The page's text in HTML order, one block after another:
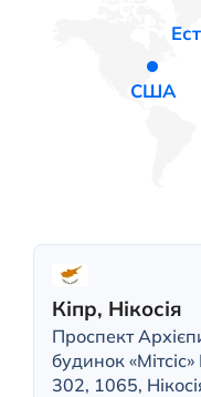
США
Кіпр, Нікосія
Проспект
будинок
302, 1065,